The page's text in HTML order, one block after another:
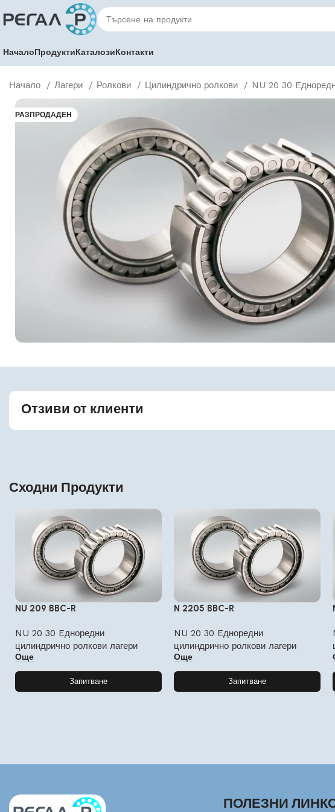
НачалоПродуктиКаталозиКонтакти
Начало Лагери Ролкови Цилиндрично ролкови NU 20 30
РАЗПРОДАДЕН
Отзиви от клиенти
Сходни Продукти
NU 209 BBC-R
NU 20 30 Eдноредни
цилиндрично ролкови лагери
Още
Запитване
N 2205 BBC-R
NU 20 30 Eдноредни
цилиндрично ролкови лагери
Още
Запитване
ПОЛЕЗНИ